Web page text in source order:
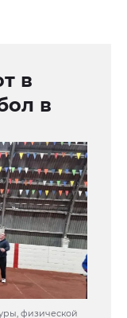
в
в
физической